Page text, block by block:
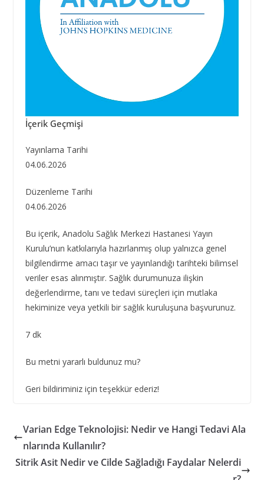
İçerik Geçmişi
Yayınlama Tarihi
04.06.2026
Düzenleme Tarihi
04.06.2026
Bu içerik, Anadolu Sağlık Merkezi Hastanesi Yayın
Kurulu’nun katkılarıyla hazırlanmış olup yalnızca genel
bilgilendirme amacı taşır ve yayınlandığı tarihteki bilimsel
veriler esas alınmıştır. Sağlık durumunuza ilişkin
değerlendirme, tanı ve tedavi süreçleri için mutlaka
hekiminize veya yetkili bir sağlık kuruluşuna başvurunuz.
7 dk
Bu metni yararlı buldunuz mu?
Geri bildiriminiz için teşekkür ederiz!
Varian Edge Teknolojisi: Nedir ve Hangi Tedavi Ala
nlarında Kullanılır?
Sitrik Asit Nedir ve Cilde Sağladığı Faydalar Nelerdi